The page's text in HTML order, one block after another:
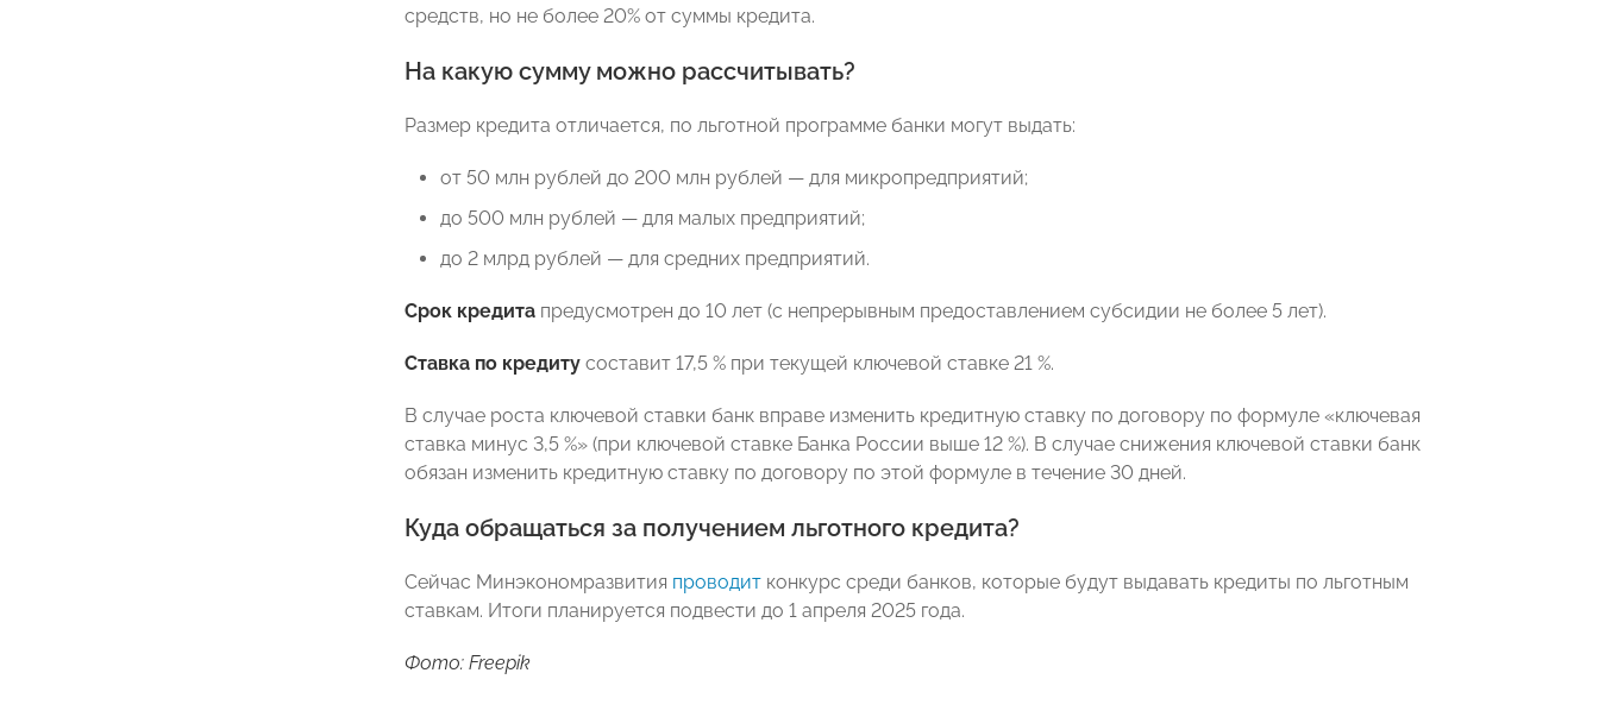
средств, но не более 20% от суммы кредита.
На какую сумму можно рассчитывать?
Размер кредита отличается, по льготной программе банки могут выдать:
от 50 млн рублей до 200 млн рублей — для микропредприятий;
до 500 млн рублей — для малых предприятий;
до 2 млрд рублей — для средних предприятий.
Срок кредита предусмотрен до 10 лет (с непрерывным предоставлением субсидии не более 5 лет).
Ставка по кредиту составит 17,5 % при текущей ключевой ставке 21 %.
В случае роста ключевой ставки банк вправе изменить кредитную ставку по договору по формуле «ключевая
ставка минус 3,5 %» (при ключевой ставке Банка России выше 12 %). В случае снижения ключевой ставки банк
обязан изменить кредитную ставку по договору по этой формуле в течение 30 дней.
Куда обращаться за получением льготного кредита?
Сейчас Минэкономразвития проводит конкурс среди банков, которые будут выдавать кредиты по льготным
ставкам. Итоги планируется подвести до 1 апреля 2025 года.
Фото: Freepik